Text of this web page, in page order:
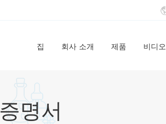
집 회사 소개 제품 비디오
증명서